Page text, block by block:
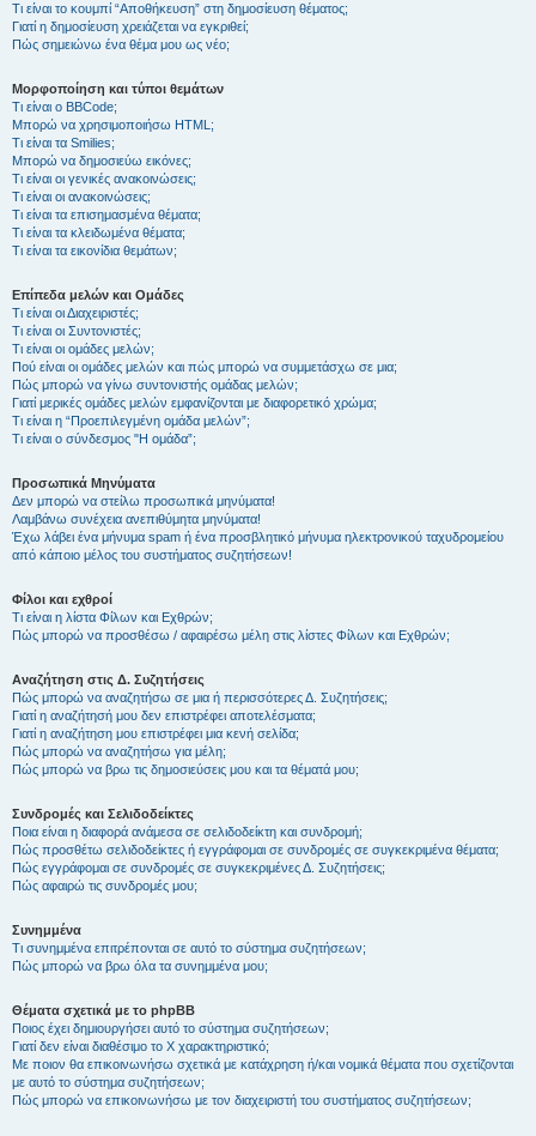
Τι είναι το κουμπί “Αποθήκευση” στη δημοσίευση θέματος;
Γιατί η δημοσίευση χρειάζεται να εγκριθεί;
Πώς σημειώνω ένα θέμα μου ως νέο;
Μορφοποίηση και τύποι θεμάτων
Τι είναι ο BBCode;
Μπορώ να χρησιμοποιήσω HTML;
Τι είναι τα Smilies;
Μπορώ να δημοσιεύω εικόνες;
Τι είναι οι γενικές ανακοινώσεις;
Τι είναι οι ανακοινώσεις;
Τι είναι τα επισημασμένα θέματα;
Τι είναι τα κλειδωμένα θέματα;
Τι είναι τα εικονίδια θεμάτων;
Επίπεδα μελών και Ομάδες
Τι είναι οι Διαχειριστές;
Τι είναι οι Συντονιστές;
Τι είναι οι ομάδες μελών;
Πού είναι οι ομάδες μελών και πώς μπορώ να συμμετάσχω σε μια;
Πώς μπορώ να γίνω συντονιστής ομάδας μελών;
Γιατί μερικές ομάδες μελών εμφανίζονται με διαφορετικό χρώμα;
Τι είναι η “Προεπιλεγμένη ομάδα μελών”;
Τι είναι ο σύνδεσμος "Η ομάδα”;
Προσωπικά Μηνύματα
Δεν μπορώ να στείλω προσωπικά μηνύματα!
Λαμβάνω συνέχεια ανεπιθύμητα μηνύματα!
Έχω λάβει ένα μήνυμα spam ή ένα προσβλητικό μήνυμα ηλεκτρονικού ταχυδρομείου
από κάποιο μέλος του συστήματος συζητήσεων!
Φίλοι και εχθροί
Τι είναι η λίστα Φίλων και Εχθρών;
Πώς μπορώ να προσθέσω / αφαιρέσω μέλη στις λίστες Φίλων και Εχθρών;
Αναζήτηση στις Δ. Συζητήσεις
Πώς μπορώ να αναζητήσω σε μια ή περισσότερες Δ. Συζητήσεις;
Γιατί η αναζήτησή μου δεν επιστρέφει αποτελέσματα;
Γιατί η αναζήτηση μου επιστρέφει μια κενή σελίδα;
Πώς μπορώ να αναζητήσω για μέλη;
Πώς μπορώ να βρω τις δημοσιεύσεις μου και τα θέματά μου;
Συνδρομές και Σελιδοδείκτες
Ποια είναι η διαφορά ανάμεσα σε σελιδοδείκτη και συνδρομή;
Πώς προσθέτω σελιδοδείκτες ή εγγράφομαι σε συνδρομές σε συγκεκριμένα θέματα;
Πώς εγγράφομαι σε συνδρομές σε συγκεκριμένες Δ. Συζητήσεις;
Πώς αφαιρώ τις συνδρομές μου;
Συνημμένα
Τι συνημμένα επιτρέπονται σε αυτό το σύστημα συζητήσεων;
Πώς μπορώ να βρω όλα τα συνημμένα μου;
Θέματα σχετικά με το phpBB
Ποιος έχει δημιουργήσει αυτό το σύστημα συζητήσεων;
Γιατί δεν είναι διαθέσιμο το Χ χαρακτηριστικό;
Με ποιον θα επικοινωνήσω σχετικά με κατάχρηση ή/και νομικά θέματα που σχετίζονται
με αυτό το σύστημα συζητήσεων;
Πώς μπορώ να επικοινωνήσω με τον διαχειριστή του συστήματος συζητήσεων;